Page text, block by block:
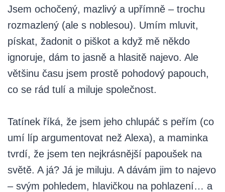
Jsem ochočený, mazlivý a upřímně – trochu
rozmazlený (ale s noblesou). Umím mluvit,
pískat, žadonit o piškot a když mě někdo
ignoruje, dám to jasně a hlasitě najevo. Ale
většinu času jsem prostě pohodový papouch,
co se rád tulí a miluje společnost.
Tatínek říká, že jsem jeho chlupáč s peřím (co
umí líp argumentovat než Alexa), a maminka
tvrdí, že jsem ten nejkrásnější papoušek na
světě. A já? Já je miluju. A dávám jim to najevo
– svým pohledem, hlavičkou na pohlazení… a